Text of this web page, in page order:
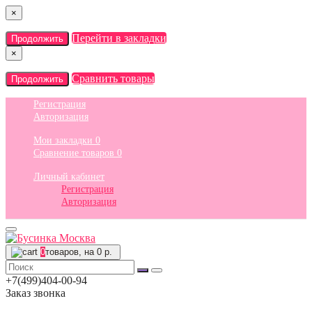
×
Продолжить Перейти в закладки
×
Продолжить Сравнить товары
Регистрация
Авторизация
Мои закладки 0
Сравнение товаров 0
Личный кабинет
Регистрация
Авторизация
0товаров, на 0 р.
+7(499)404-00-94
Заказ звонка